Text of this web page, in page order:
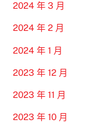
2024 年 3 月
2024 年 2 月
2024 年 1 月
2023 年 12 月
2023 年 11 月
2023 年 10 月